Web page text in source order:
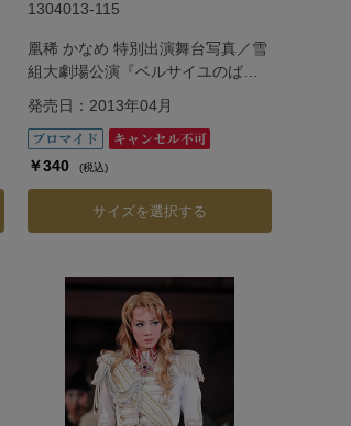
1304013-115
凰稀 かなめ 特別出演舞台写真／雪
組大劇場公演『ベルサイユのば
ら』―フェルゼン編―
発売日：2013年04月
￥340 (税込)
サイズを選択する